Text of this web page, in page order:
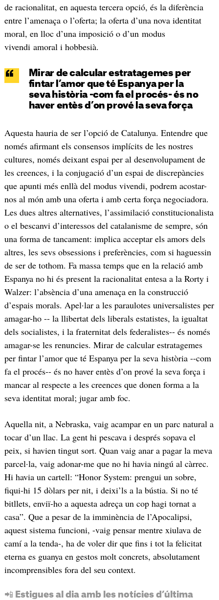
de racionalitat, en aquesta tercera opció, és la diferència
entre l’amenaça o l’oferta; la oferta d’una nova identitat
moral, en lloc d’una imposició o d’un modus
vivendi amoral i hobbesià.
Mirar de calcular estratagemes per
fintar l’amor que té Espanya per la
seva història -com fa el procés- és no
haver entès d’on prové la seva força
Aquesta hauria de ser l’opció de Catalunya. Entendre que
només afirmant els consensos implícits de les nostres
cultures, només deixant espai per al desenvolupament de
les creences, i la conjugació d’un espai de discrepàncies
que apunti més enllà del modus vivendi, podrem acostar-
nos al món amb una oferta i amb certa força negociadora.
Les dues altres alternatives, l’assimilació constitucionalista
o el bescanvi d’interessos del catalanisme de sempre, són
una forma de tancament: implica acceptar els amors dels
altres, les sevs obsessions i preferències, com si haguessin
de ser de tothom. Fa massa temps que en la relació amb
Espanya no hi és present la racionalitat entesa a la Rorty i
Walzer: l’absència d’una amenaça en la construcció
d’espais morals. Apel·lar a les paraulotes universalistes per
amagar-ho -- la llibertat dels liberals estatistes, la igualtat
dels socialistes, i la fraternitat dels federalistes-- és només
amagar-se les renuncies. Mirar de calcular estratagemes
per fintar l’amor que té Espanya per la seva història --com
fa el procés-- és no haver entès d’on prové la seva força i
mancar al respecte a les creences que donen forma a la
seva identitat moral; jugar amb foc.
Aquella nit, a Nebraska, vaig acampar en un parc natural a
tocar d’un llac. La gent hi pescava i després sopava el
peix, si havien tingut sort. Quan vaig anar a pagar la meva
parcel·la, vaig adonar-me que no hi havia ningú al càrrec.
Hi havia un cartell: “Honor System: prengui un sobre,
fiqui-hi 15 dòlars per nit, i deixi’ls a la bústia. Si no té
bitllets, enviï-ho a aquesta adreça un cop hagi tornat a
casa”. Que a pesar de la imminència de l’Apocalipsi,
aquest sistema funcioni, -vaig pensar mentre xiulava de
camí a la tenda-, ha de voler dir que fins i tot la felicitat
eterna es guanya en gestos molt concrets, absolutament
incomprensibles fora del seu context.
📲 Estigues al dia amb les notícies d’última